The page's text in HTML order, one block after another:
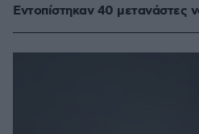
Εντοπίστηκαν 40 μετανάστες